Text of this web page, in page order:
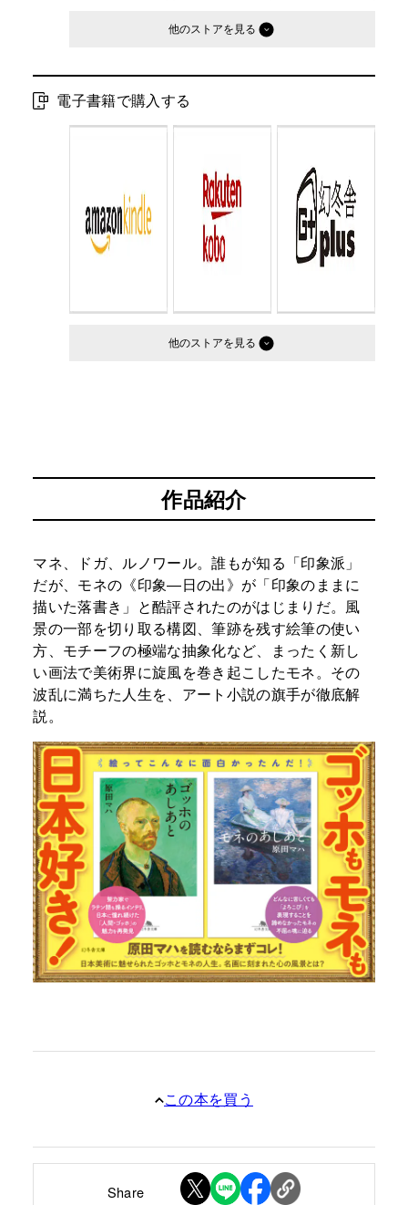
他のストア
電子書籍で購入する
他のストア
作品紹介
マネ、ドガ、ルノワール。誰もが知る「印象派」
だが、モネの《印象―日の出》が「印象のままに
描いた落書き」と酷評されたのがはじまりだ。風
景の一部を切り取る構図、筆跡を残す絵筆の使い
方、モチーフの極端な抽象化など、まったく新し
い画法で美術界に旋風を巻き起こしたモネ。その
波乱に満ちた人生を、アート小説の旗手が徹底解
説。
この本を買う
Share